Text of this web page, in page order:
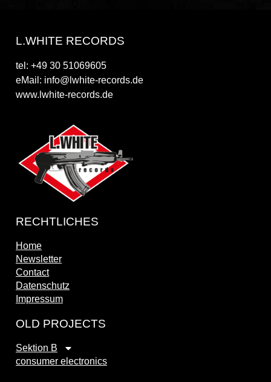
L.WHITE RECORDS
tel: +49 30 51069605
eMail: info@lwhite-records.de
www.lwhite-records.de
RECHTLICHES
Home
Newsletter
Contact
Datenschutz
Impressum
OLD PROJECTS
Sektion B
consumer electronics